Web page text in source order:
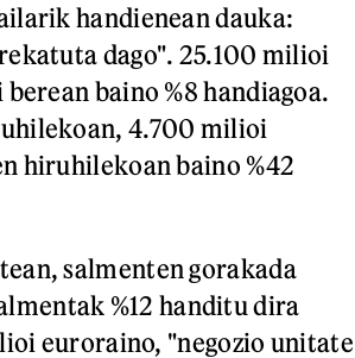
handienean dauka:
dago". 25.100 milioi
baino %8 handiagoa.
4.700 milioi
hiruhilekoan baino %42
salmenten gorakada
%12 handitu dira
euroraino, "negozio unitate